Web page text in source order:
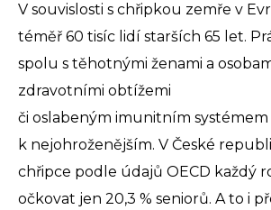
V souvislosti s chřipkou zemře v
téměř 60 tisíc lidí starších 65 let.
spolu s těhotnými ženami a
zdravotními obtížemi
či oslabeným imunitním systémem
k nejohroženějším. V České
chřipce podle údajů OECD každý
očkovat jen 20,3 % seniorů. A to i